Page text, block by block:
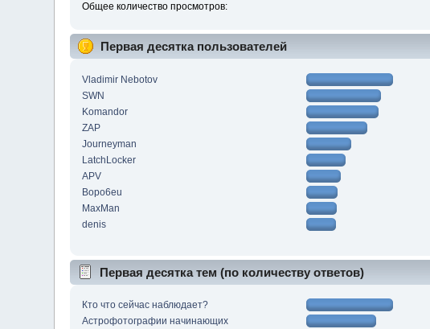
Общее количество просмотров:
Первая десятка пользователей
Vladimir Nebotov
SWN
Komandor
ZAP
Journeyman
LatchLocker
APV
Bopo6eu
MaxMan
denis
Первая десятка тем (по количеству ответов)
Кто что сейчас наблюдает?
Астрофотографии начинающих